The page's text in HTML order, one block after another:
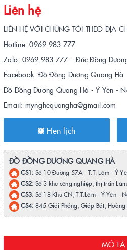
Liên hệ
LIÊN HỆ VỚI CHÚNG TÔI THEO ĐỊA
Hotline: 0969.983.777
Zalo: 0969.983.777 – Đúc Đồng
Facebook: Đồ Đồng Dương Quang Hà
Đồ Đồng Dương Quang Hà - Ý Yên -
Email: mynghequangha@gmail.com
Hẹn lịch
ĐỒ ĐỒNG DƯƠNG QUANG HÀ
CS1: Số 10 Đường 57A - T.T. Lâm - Ý
CS2: Số 3 khu công nghiệp, thị trấn
CS3: Số 18 Khu CN, T.T.Lâm - Ý Yên -
CS4: 845 Giải Phóng, Giáp Bát,
MÔ TẢ